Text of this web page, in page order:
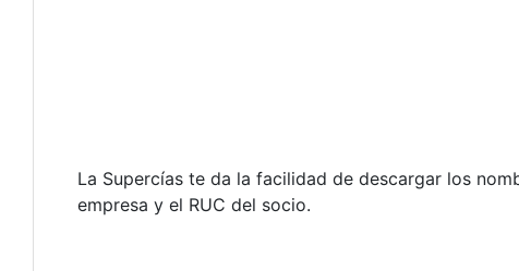
La Supercías te da la facilidad de descargar los
empresa y el RUC del socio.